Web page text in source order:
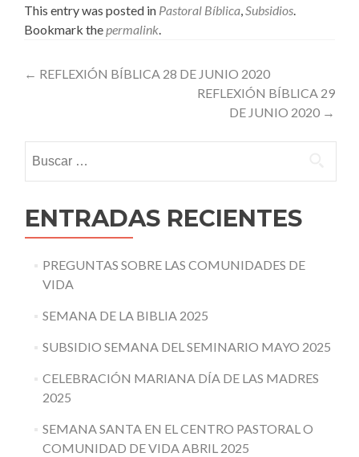
This entry was posted in Pastoral Bíblica,Subsidios.
Bookmark thepermalink.
Post
← REFLEXIÓN BÍBLICA 28 DE JUNIO 2020
REFLEXIÓN BÍBLICA 29
DE JUNIO 2020 →
ENTRADAS RECIENTES
PREGUNTAS SOBRE LAS COMUNIDADES DE
VIDA
SEMANA DE LA BIBLIA 2025
SUBSIDIO SEMANA DEL SEMINARIO MAYO 2025
CELEBRACIÓN MARIANA DÍA DE LAS MADRES
2025
SEMANA SANTA EN EL CENTRO PASTORAL O
COMUNIDAD DE VIDA ABRIL 2025